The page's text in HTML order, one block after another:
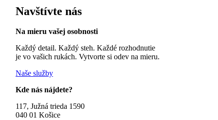
Navštívte nás
Na mieru vašej osobnosti
Každý detail. Každý steh. Každé rozhodnutie
je vo vašich rukách. Vytvorte si odev na mieru.
Naše služby
Kde nás nájdete?
117, Južná trieda 1590
040 01 Košice